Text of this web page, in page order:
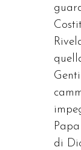
di